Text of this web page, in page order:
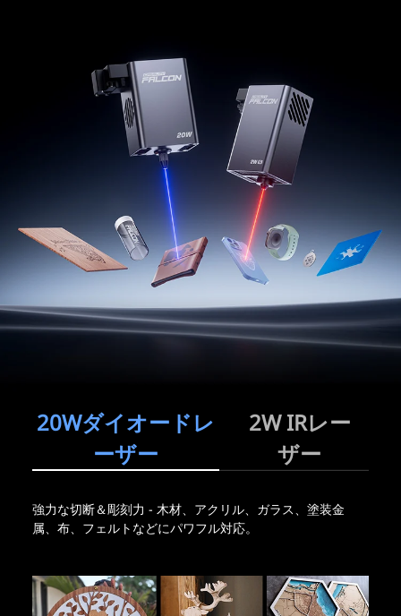
20Wダイオードレ
ーザー
2W IRレー
ザー
強力な切断＆彫刻力 - 木材、アクリル、ガラス、塗装金
属、布、フェルトなどにパワフル対応。